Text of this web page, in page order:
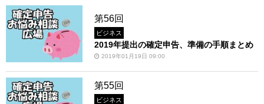
第56回
ビジネス
2019年提出の確定申告、準備の手順まとめ
2019年01月19日 09:00
第55回
ビジネス